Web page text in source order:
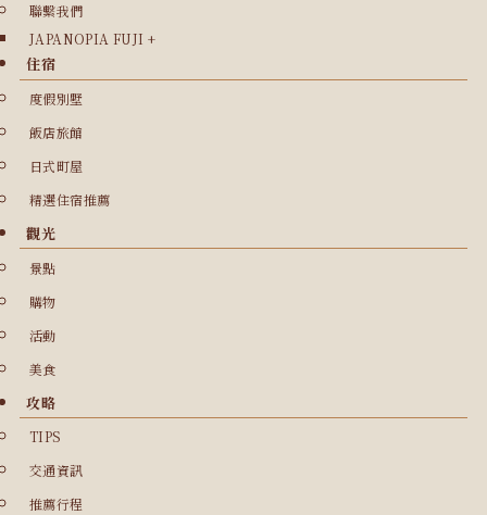
聯繫我們
JAPANOPIA FUJI +
住宿
度假別墅
飯店旅館
日式町屋
精選住宿推薦
觀光
景點
購物
活動
美食
攻略
TIPS
交通資訊
推薦行程